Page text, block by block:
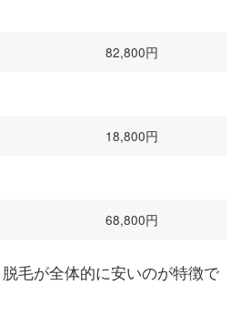
82,800円
18,800円
68,800円
毛が全体的に安いのが特徴で